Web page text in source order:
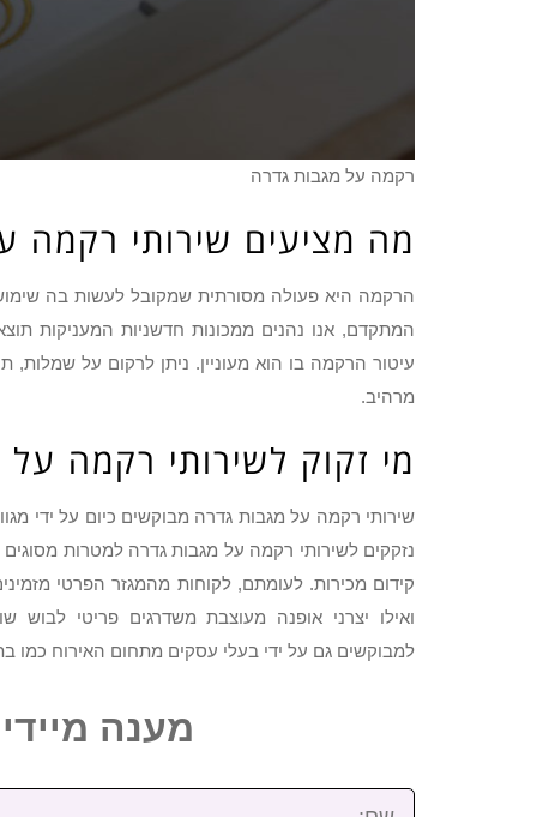
רקמה על מגבות גדרה
מה מציעים שירותי רקמה
הרקמה היא פעולה מסורתית שמקובל לעשות בה
המתקדם, אנו נהנים ממכונות חדשניות המעניקות
עיטור הרקמה בו הוא מעוניין. ניתן לרקום על שמלות,
מרהיב.
מי זקוק לשירותי רקמה
שירותי רקמה על מגבות גדרה מבוקשים כיום על ידי
נזקקים לשירותי רקמה על מגבות גדרה למטרות
קידום מכירות. לעומתם, לקוחות מהמגזר הפרטי
ואילו יצרני אופנה מעוצבת משדרגים פריטי לבוש
למבוקשים גם על ידי בעלי עסקים מתחום האירוח כמו
מענה מיידי: 072-
שם: